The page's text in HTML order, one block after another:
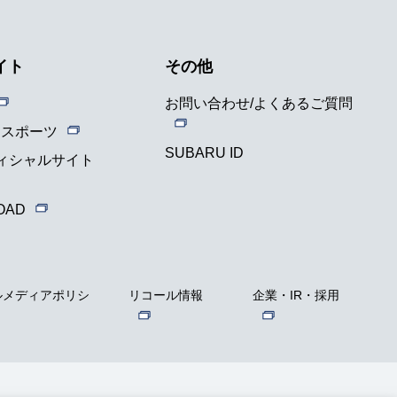
ト
ポーツ
シャルサイト
その他
お問い合わせ/よくあるご質問
SUBARU ID
ディアポリシ リコール情報 企業・IR・採用